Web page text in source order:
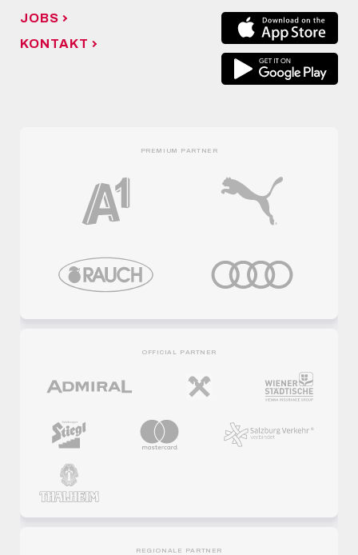
JOBS
KONTAKT
PREMIUM PARTNER
OFFICIAL PARTNER
REGIONALE PARTNER